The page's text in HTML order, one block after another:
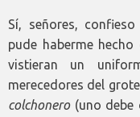
Sí, señores,
pude haberme
vistieran un
merecedores del
colchonero(uno debe